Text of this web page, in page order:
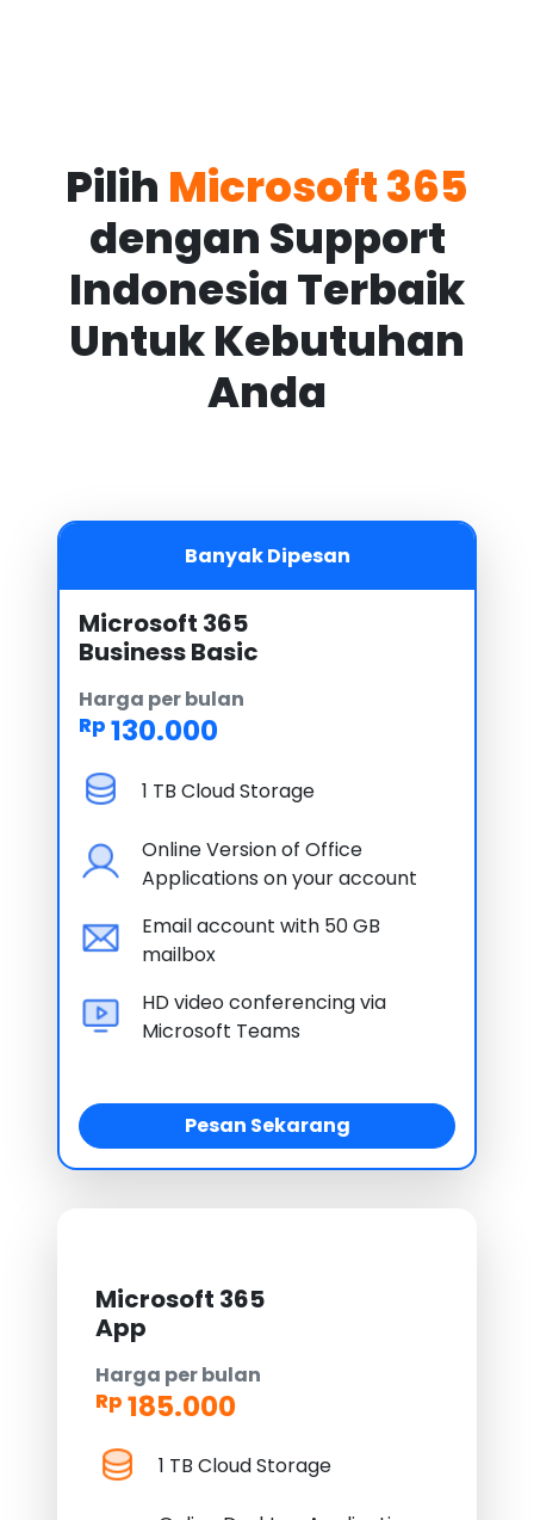
Pilih Microsoft 365
dengan Support
Indonesia Terbaik
Untuk Kebutuhan
Anda
Banyak Dipesan
Microsoft 365
Business Basic
Harga per bulan
Rp 130.000
1 TB Cloud Storage
Online Version of Office
Applications on your account
Email account with 50 GB
mailbox
HD video conferencing via
Microsoft Teams
Pesan Sekarang
Microsoft 365
App
Harga per bulan
Rp 185.000
1 TB Cloud Storage